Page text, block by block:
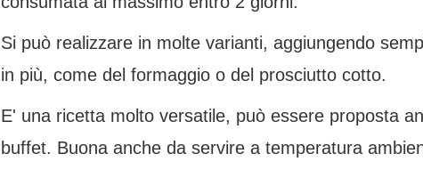
Si può realizzare in molte varianti, aggiungendo
in più, come del formaggio o del prosciutto cotto.
E' una ricetta molto versatile, può essere proposta
buffet. Buona anche da servire a temperatura